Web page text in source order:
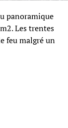
panoramique
Les trentes
feu malgré un